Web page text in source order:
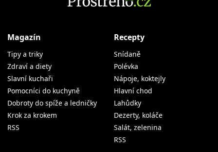
Magazín
Tipy a triky
Zdraví a diety
Slavní kuchaři
Pomocníci do kuchyně
Dobroty do spíže a ledničky
Krok za krokem
RSS
Recepty
Snídaně
Polévka
Nápoje, koktejly
Hlavní chod
Lahůdky
Dezerty, koláče
Salát, zelenina
RSS